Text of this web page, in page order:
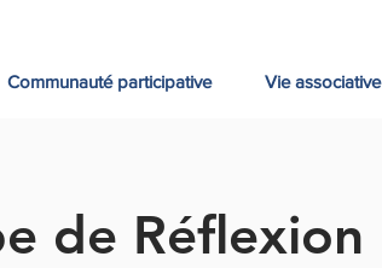
Communauté participative Vie associative
de Réflexion